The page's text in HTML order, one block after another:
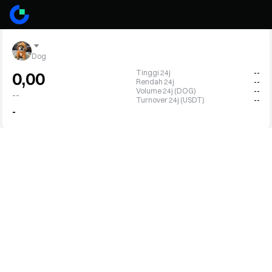
Dog
0,00
--
-
Tinggi 24j
--
Rendah 24j
--
Volume 24j (DOG)
--
Turnover 24j (USDT)
--